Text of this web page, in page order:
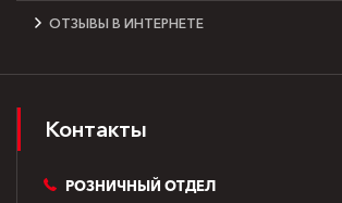
ОТЗЫВЫ В ИНТЕРНЕТЕ
Контакты
РОЗНИЧНЫЙ ОТДЕЛ